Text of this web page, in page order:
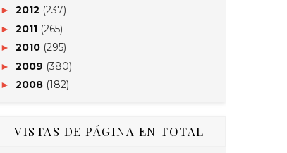
► 2012 (237)
► 2011 (265)
► 2010 (295)
► 2009 (380)
► 2008 (182)
VISTAS DE PÁGINA EN TOTAL